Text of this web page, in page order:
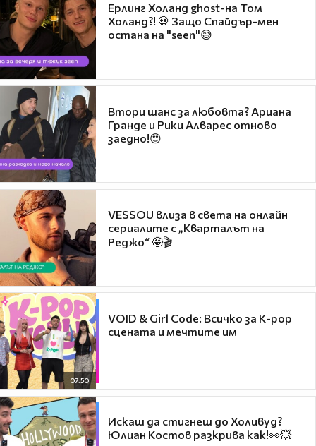
Ерлинг Холанд ghost-на Том
Холанд?! 💀 Защо Спайдър-мен
остана на "seen"😅
Втори шанс за любовта? Ариана
Гранде и Рики Алварес отново
заедно!😍
VESSOU влиза в света на онлайн
сериалите с „Кварталът на
Реджо“ 🤩🎬
07:50
VOID & Girl Code: Всичко за K-pop
сцената и мечтите им
Искаш да стигнеш до Холивуд?
Юлиан Костов разкрива как!👀💥